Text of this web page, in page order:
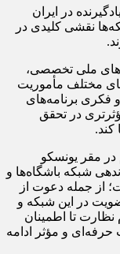
در ایران
نقشی کلیدی در
ملی تخصصی،
مختلف مأموریت
فکری برنامه‌های
در تحقق
کند.
در مقر یونسکو
شبکه باشگاه‌ها و
از جمله دعوت از
در این شبکه و
تا اطمینان
و مؤثر ادامه